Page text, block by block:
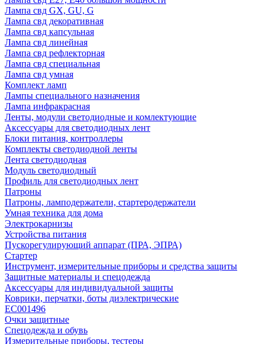
Лампа свд GX, GU, G
Лампа свд декоративная
Лампа свд капсульная
Лампа свд линейная
Лампа свд рефлекторная
Лампа свд специальная
Лампа свд умная
Комплект ламп
Лампы специального назначения
Лампа инфракрасная
Ленты, модули светодиодные и комлектующие
Аксессуары для светодиодных лент
Блоки питания, контроллеры
Комплекты светодиодной ленты
Лента светодиодная
Модуль светодиодный
Профиль для светодиодных лент
Патроны
Патроны, ламподержатели, стартеродержатели
Умная техника для дома
Электрокарнизы
Устройства питания
Пускорегулирующий аппарат (ПРА, ЭПРА)
Стартер
Инструмент, измерительные приборы и средства защиты
Защитные материалы и спецодежда
Аксессуары для индивидуальной защиты
Коврики, перчатки, боты диэлектрические
EC001496
Очки защитные
Спецодежда и обувь
Измерительные приборы, тестеры